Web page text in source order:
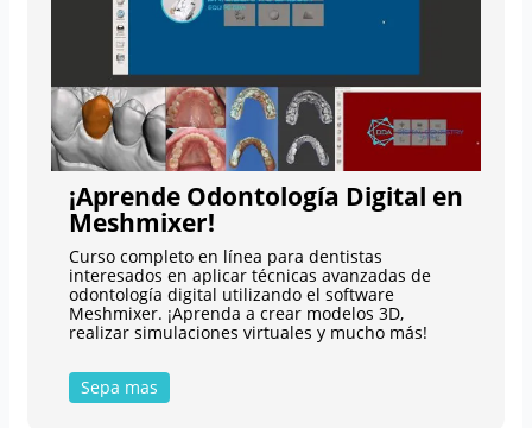
¡Aprende Odontología Digital en
Meshmixer!
Curso completo en línea para dentistas
interesados en aplicar técnicas avanzadas de
odontología digital utilizando el software
Meshmixer. ¡Aprenda a crear modelos 3D,
realizar simulaciones virtuales y mucho más!
Sepa mas